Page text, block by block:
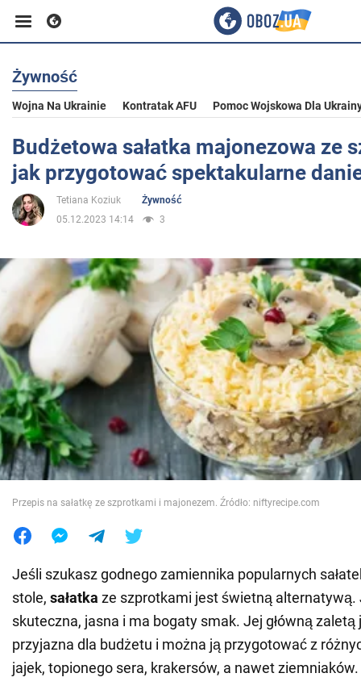
Biznes
Sport
Rozrywka
Polityka
Społeczeństwo
Wojna na Ukrainie
Świat
Jedzenie
Żywność
Wojna Na Ukrainie Kontratak AFU Pomoc Wojskowa Dla
Budżetowa sałatka majonezowa ze
jak przygotować spektakularne
Tetiana Koziuk
Żywność
05.12.2023 14:14
3
Przepis na sałatkę ze szprotkami i majonezem. Źródło: niftyrecipe.com
Jeśli szukasz godnego zamiennika popularnych
stole, sałatka ze szprotkami jest świetną alternatywą.
skuteczna, jasna i ma bogaty smak. Jej główną zaletą
przyjazna dla budżetu i można ją przygotować z
jajek, topionego sera, krakersów, a nawet ziemniaków.